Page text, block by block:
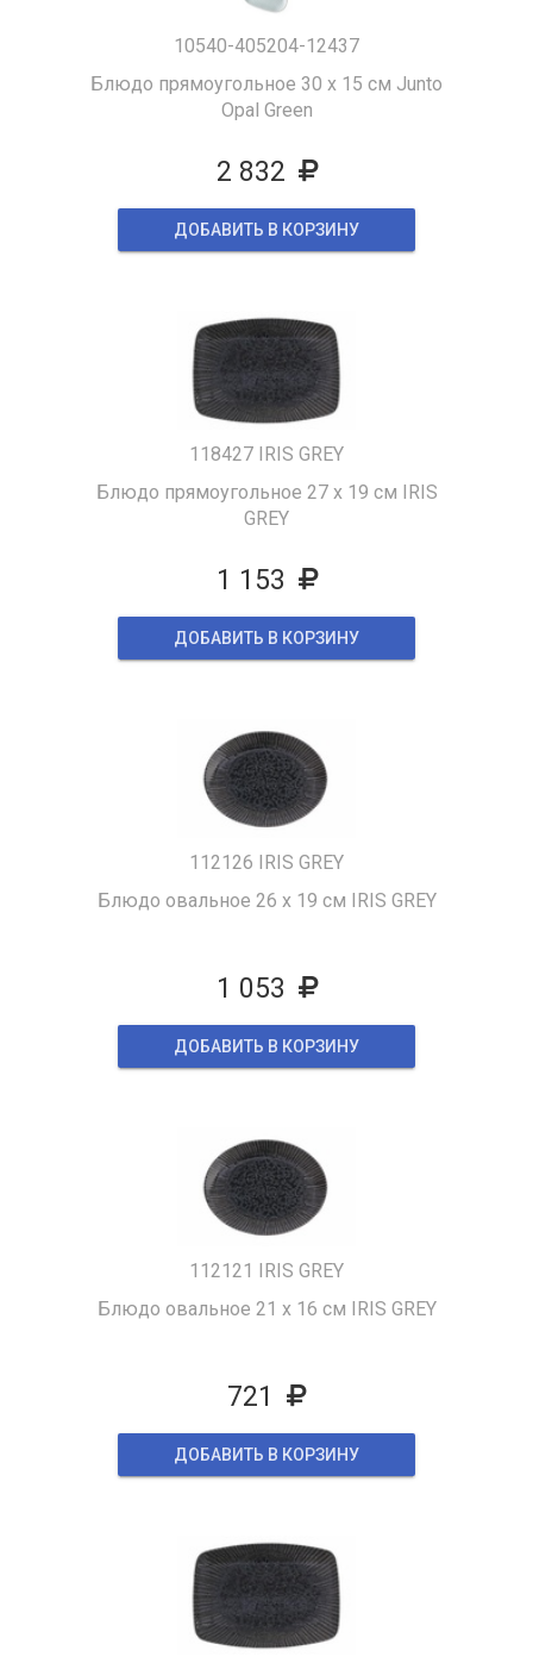
10540-405204-12437
Блюдо прямоугольное 30 х 15 см Junto
Opal Green
2 832
ДОБАВИТЬ В КОРЗИНУ
118427 IRIS GREY
Блюдо прямоугольное 27 х 19 см IRIS
GREY
1 153
ДОБАВИТЬ В КОРЗИНУ
112126 IRIS GREY
Блюдо овальное 26 х 19 см IRIS GREY
1 053
ДОБАВИТЬ В КОРЗИНУ
112121 IRIS GREY
Блюдо овальное 21 х 16 см IRIS GREY
721
ДОБАВИТЬ В КОРЗИНУ